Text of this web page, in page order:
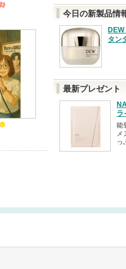
今日の新製品情
DEW
タン
最新プレゼント
ラ
能
メ
っ